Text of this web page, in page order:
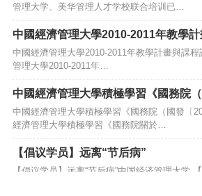
管理大学、美华管理人才学校联合培训已…
中國經濟管理大學2010-2011年教學
中國經濟管理大學2010-2011年教學計畫與課
管理大學2010-2011年…
中國經濟管理大學積極學習《國務院
號）文件》
中國經濟管理大學積極學習《國務院（國發〔
經濟管理大學積極學習《國務院關於…
【倡议学员】远离“节后病”
【倡议学员】远离“节后病”中国经济管理大学